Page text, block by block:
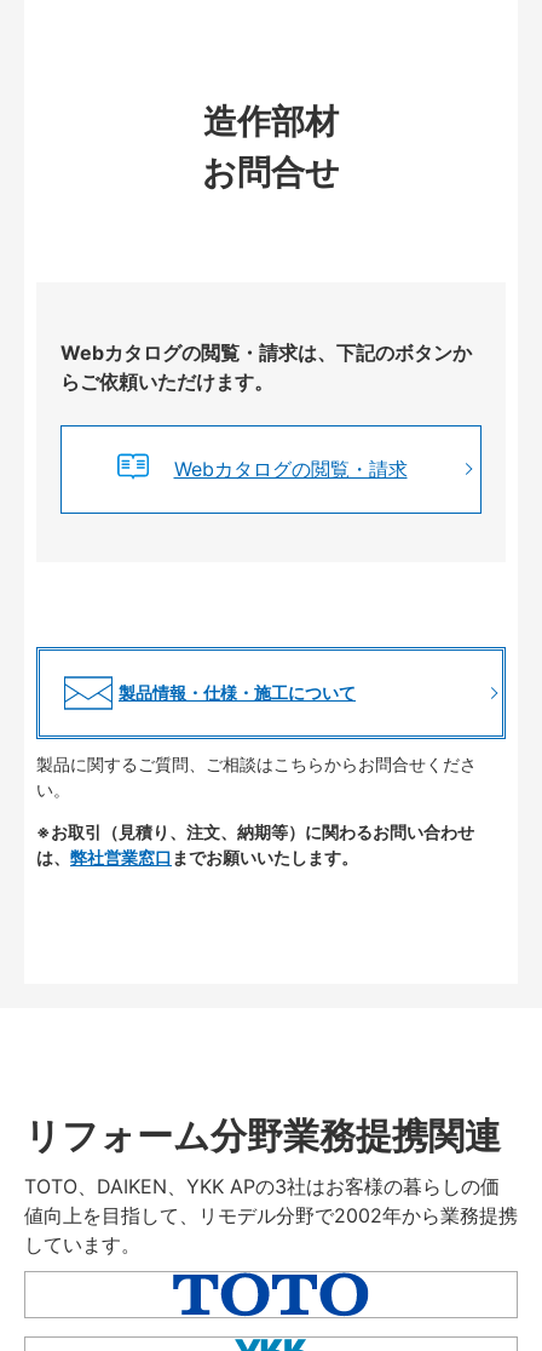
造作部材
お問合せ
Webカタログの閲覧・請求は、下記のボタンか
らご依頼いただけます。
Webカタログの閲覧・請求
製品情報・仕様・施工について
製品に関するご質問、ご相談はこちらからお問合せくださ
い。
※お取引（見積り、注文、納期等）に関わるお問い合わせ
は、 弊社営業窓口 までお願いいたします。
リフォーム分野業務提携関連
TOTO、DAIKEN、YKK APの3社はお客様の暮らしの価
値向上を目指して、リモデル分野で2002年から業務提携
しています。